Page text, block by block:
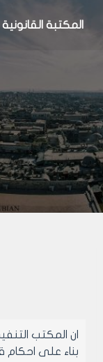
المكتبة القانونية
ان المكتب
بناء على احكام قانون